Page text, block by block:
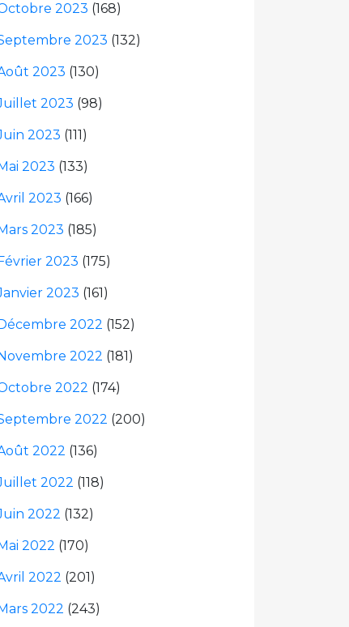
2023 (168)
2023 (132)
2023 (130)
2023 (98)
2023 (111)
Mai 2023 (133)
2023 (166)
Mars 2023 (185)
Février 2023 (175)
2023 (161)
Décembre 2022 (152)
Novembre 2022 (181)
2022 (174)
2022 (200)
2022 (136)
2022 (118)
2022 (132)
Mai 2022 (170)
2022 (201)
Mars 2022 (243)